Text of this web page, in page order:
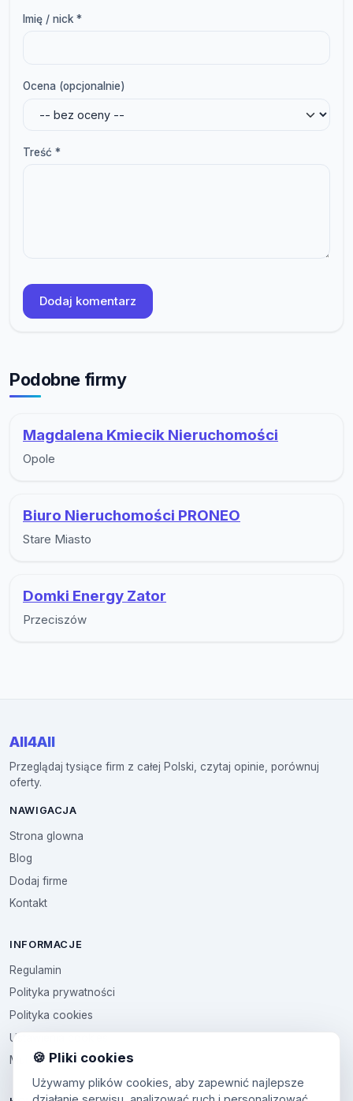
Imię / nick *
Ocena (opcjonalnie)
Treść *
Dodaj komentarz
Podobne firmy
Magdalena Kmiecik Nieruchomości
Opole
Biuro Nieruchomości PRONEO
Stare Miasto
Domki Energy Zator
Przeciszów
All4All
Przeglądaj tysiące firm z całej Polski, czytaj opinie, porównuj
oferty.
NAWIGACJA
Strona glowna
Blog
Dodaj firme
Kontakt
INFORMACJE
Regulamin
Polityka prywatności
Polityka cookies
Ustawienia cookies
Multikod🍪 Pliki cookies
Używamy plików cookies, aby zapewnić najlepsze